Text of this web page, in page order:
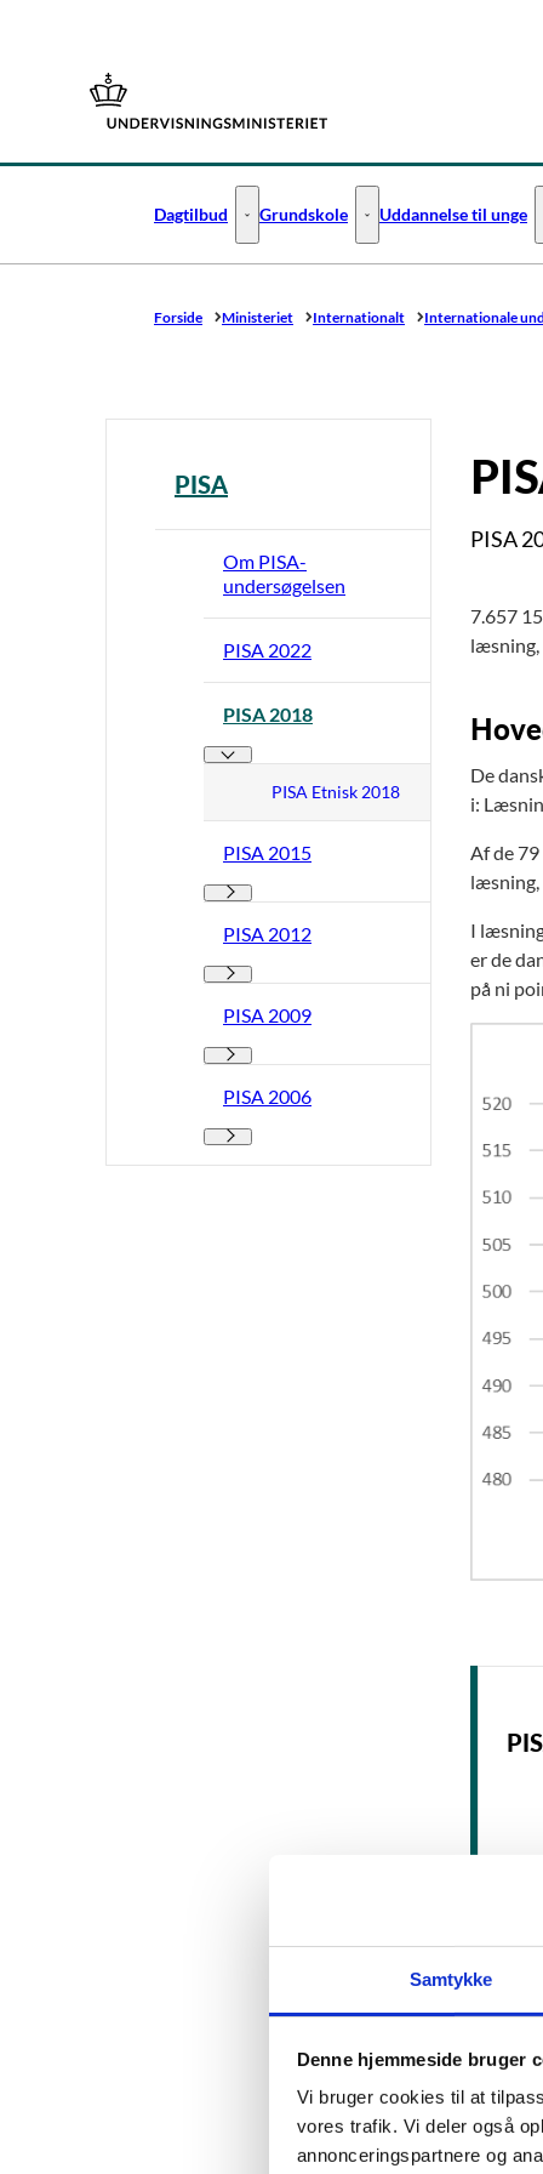
Samtykke
Denne hjemmeside bruger
Vi bruger cookies til at
vores trafik. Vi deler også
annonceringspartnere og
Gå til forsiden
Dagtilbud Dagtilbud - Flere links
Grundskole Grundskole - Flere links
Uddannelse til unge
Forside Ministeriet Internationalt Internationale
PISA
Om PISA-
undersøgelsen
PISA 2022
PISA 2018
PISA 2018 - Flere links
PISA Etnisk 2018
PISA 2015
PISA 2015 - Flere links
PISA 2012
PISA 2012 - Flere links
PISA 2009
PISA 2009 - Flere links
PISA 2006
PISA 2006 - Flere links
PISA
7.657
læsning,
De
i:
Af de
læsning,
I
er de
på ni